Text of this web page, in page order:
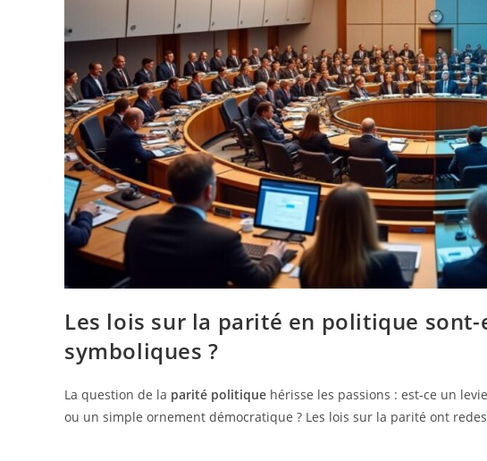
Les lois sur la parité en politique
symboliques ?
La question de la parité politique hérisse les passions : est-ce un
ou un simple ornement démocratique ? Les lois sur la parité ont